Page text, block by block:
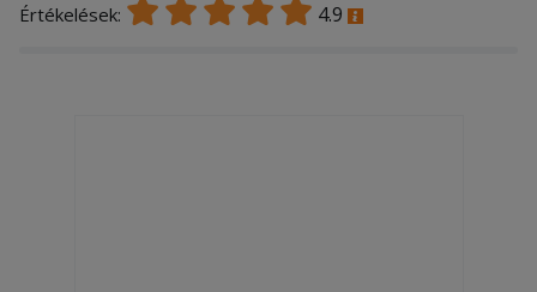
Értékelések: 4.9